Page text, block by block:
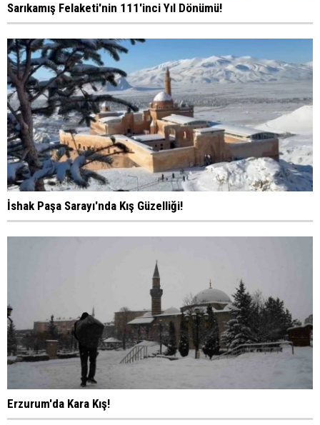
Sarıkamış Felaketi'nin 111'inci Yıl Dönümü!
İshak Paşa Sarayı'nda Kış Güzelliği!
Erzurum'da Kara Kış!